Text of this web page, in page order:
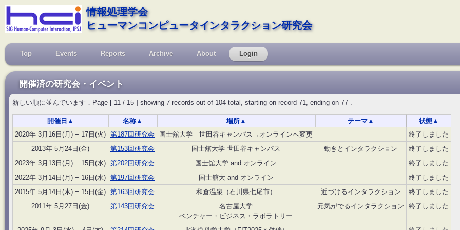
情報処理学会
ヒューマンコンピュータインタラクション研究会
Top Events Reports Archive About Login
開催済の研究会・イベント
新しい順に並んでいます．Page [ 11 / 15 ] showing 7 records out of 104 total, starting on record 71, ending on 77 .
開催日 ▲ 名称 ▲ 場所▲ テーマ ▲ 状態 ▲
2020年 3月16日(月) − 17日(火) 第187回研究会 国士舘大学 世田谷キャンパス→オンラインへ変更
終了しました
2013年 5月24日(金)
第153回研究会 国士舘大学 世田谷キャンパス 動きとインタラクション
終了しました
2023年 3月13日(月) − 15日(水) 第202回研究会 国士舘大学 and オンライン
終了しました
2022年 3月14日(月) − 16日(水) 第197回研究会 国士舘大 and オンライン
終了しました
2015年 5月14日(木) − 15日(金) 第163回研究会 和倉温泉（石川県七尾市） 近づけるインタラクション
終了しました
2011年 5月27日(金)
第143回研究会
名古屋大学
ベンチャー・ビジネス・ラボラトリー
元気がでるインタラクション 終了しました